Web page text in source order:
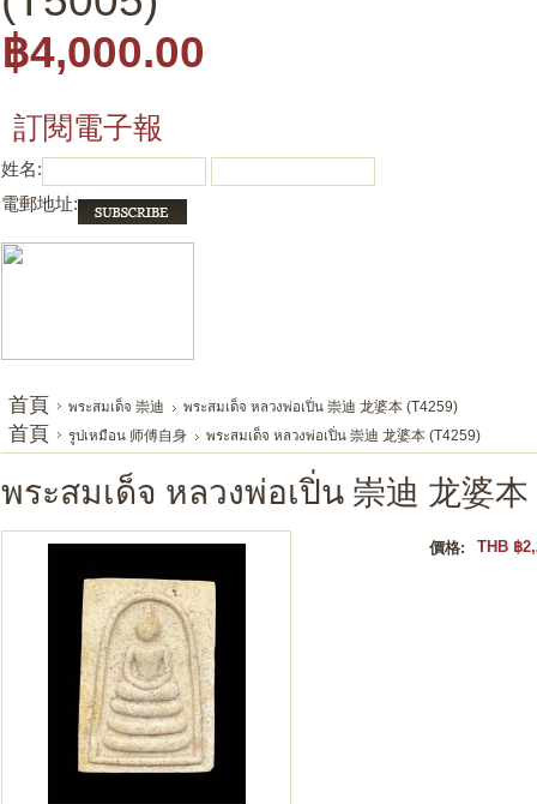
฿4,000.00
訂閱電子報
姓名:
電郵地址:
首頁 พระสมเด็จ 崇迪 พระสมเด็จ หลวงพ่อเปิ่น 崇迪 龙婆本 (T4259)
首頁 รูปเหมือน 师傅自身 พระสมเด็จ หลวงพ่อเปิ่น 崇迪 龙婆本 (T4259)
พระสมเด็จ หลวงพ่อเปิ่น 崇迪 龙婆本
價格: THB ฿